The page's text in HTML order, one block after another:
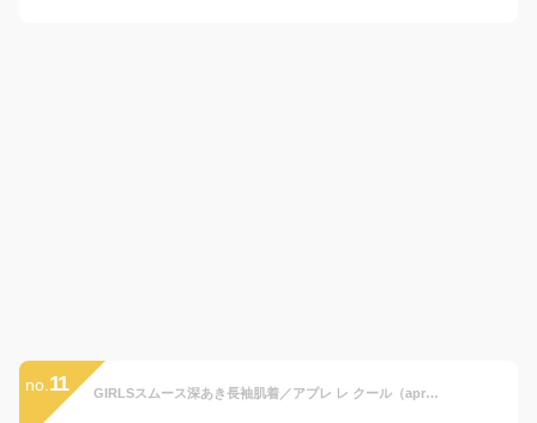
no. 11 GIRLSスムース深あき長袖肌着／アプレ レ クール（apres les cours）